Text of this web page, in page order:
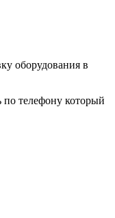
оборудования в
по телефону который